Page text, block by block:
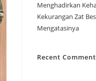
Menghadirkan
Kekurangan Zat
Mengatasinya
Recent